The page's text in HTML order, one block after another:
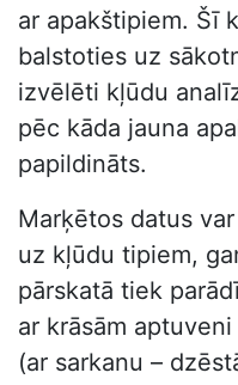
ar apakštipiem. Šī
balstoties uz
izvēlēti kļūdu
pēc kāda jauna
papildināts.
Marķētos datus
uz kļūdu tipiem,
pārskatā tiek
ar krāsām
(ar sarkanu –